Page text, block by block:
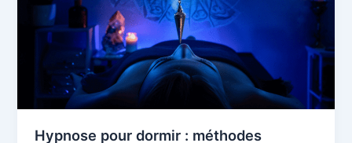
Hypnose pour dormir : méthodes
astuces